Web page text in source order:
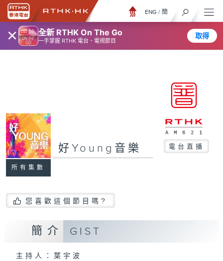
× 全新 RTHK On The Go
一手掌握 RTHK 電台、電視節目
取得
ENG / 簡
所有集數
好Young音樂 電台直播
您喜歡這個節目嗎?
簡介 GIST
主持人：葉宇波